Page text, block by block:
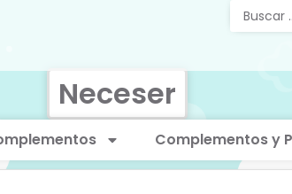
Neceser
Complementos y